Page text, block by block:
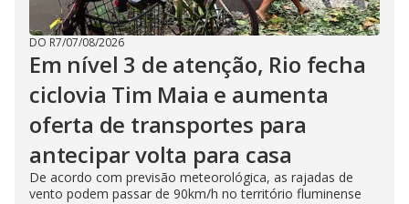
DO R7/07/08/2026
Em nível 3 de atenção, Rio fecha
ciclovia Tim Maia e aumenta
oferta de transportes para
antecipar volta para casa
De acordo com previsão meteorológica, as rajadas de
vento podem passar de 90km/h no território fluminense